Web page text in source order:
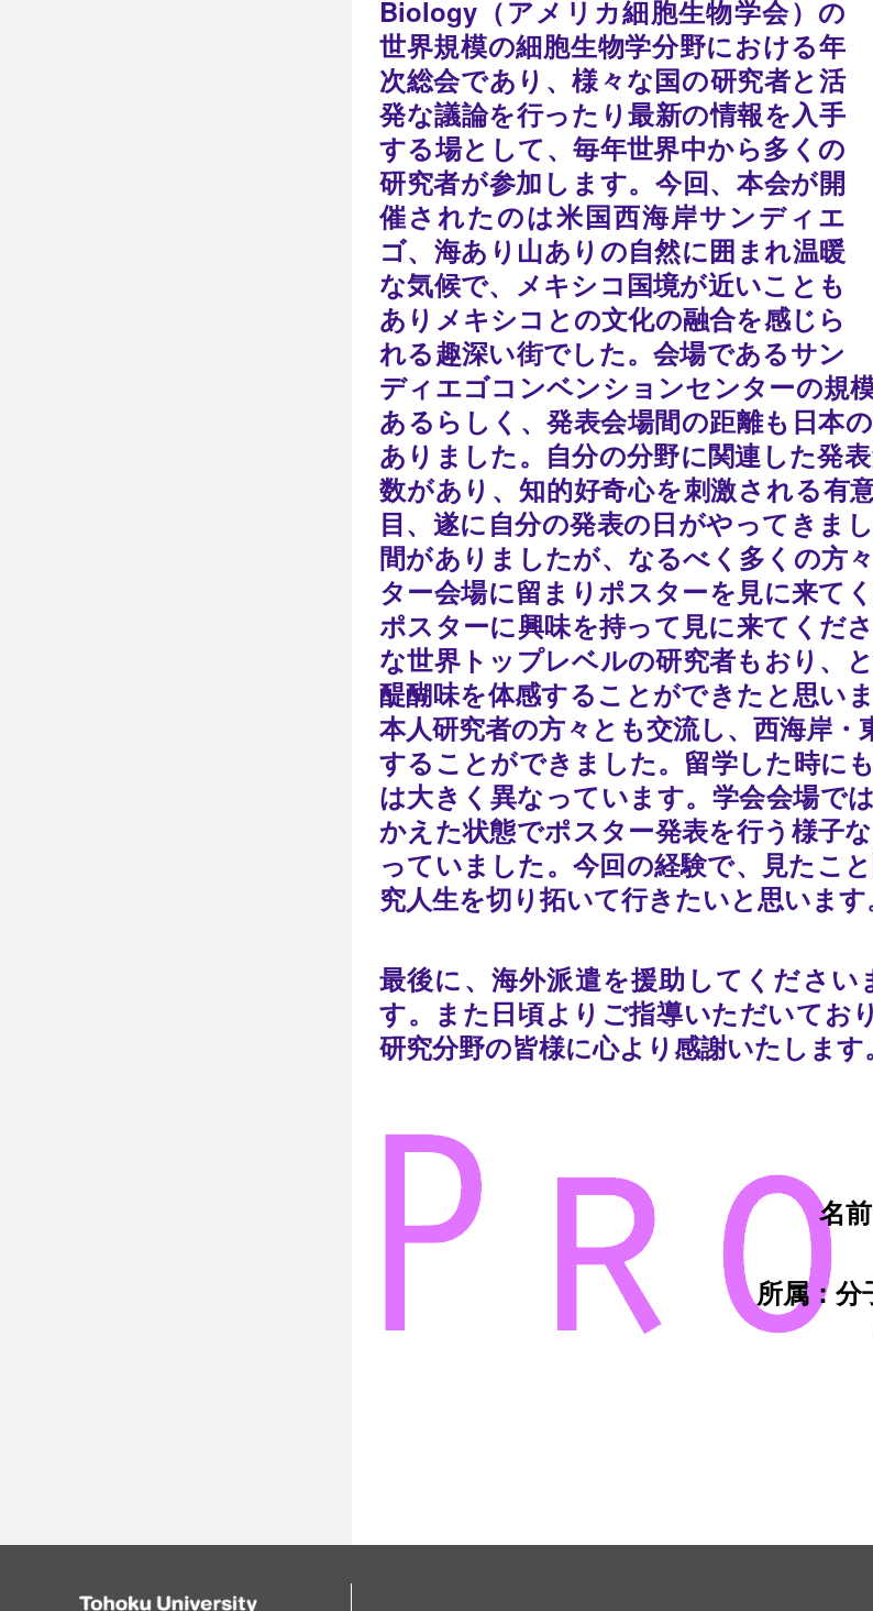
Biology（アメリカ細胞生物学会）の
世界規模の細胞生物学分野における年
次総会であり、様々な国の研究者と活
発な議論を行ったり最新の情報を入手
する場として、毎年世界中から多くの
研究者が参加します。今回、本会が開
催されたのは米国西海岸サンディエ
ゴ、海あり山ありの自然に囲まれ温暖
な気候で、メキシコ国境が近いことも
ありメキシコとの文化の融合を感じら
れる趣深い街でした。会場であるサン
ディエゴコンベンションセンターの規
あるらしく、発表会場間の距離も日本
ありました。自分の分野に関連した発
数があり、知的好奇心を刺激される有
目、遂に自分の発表の日がやってきま
間がありましたが、なるべく多くの方
ター会場に留まりポスターを見に来て
ポスターに興味を持って見に来てくだ
な世界トップレベルの研究者もおり、
醍醐味を体感することができたと思い
本人研究者の方々とも交流し、西海岸
することができました。留学した時に
は大きく異なっています。学会会場で
かえた状態でポスター発表を行う様子
っていました。今回の経験で、見たこ
究人生を切り拓いて行きたいと思います
最後に、海外派遣を援助してくださ
す。また日頃よりご指導いただいてお
研究分野の皆様に心より感謝いたします。
名
所属：分